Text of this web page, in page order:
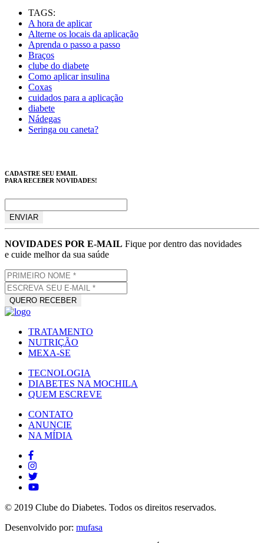
TAGS:
A hora de aplicar
Alterne os locais da aplicação
Aprenda o passo a passo
Braços
clube do diabete
Como aplicar insulina
Coxas
cuidados para a aplicação
diabete
Nádegas
Seringa ou caneta?
CADASTRE SEU EMAIL
PARA RECEBER NOVIDADES!
NOVIDADES POR E-MAIL Fique por dentro das novidades
e cuide melhor da sua saúde
TRATAMENTO
NUTRIÇÃO
MEXA-SE
TECNOLOGIA
DIABETES NA MOCHILA
QUEM ESCREVE
CONTATO
ANUNCIE
NA MÍDIA
© 2019 Clube do Diabetes. Todos os direitos reservados.
Desenvolvido por: mufasa